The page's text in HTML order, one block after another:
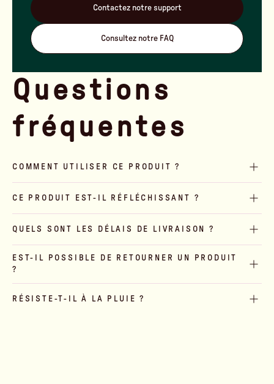
Questions
fréquentes
COMMENT UTILISER CE PRODUIT ?
CE PRODUIT EST-IL RÉFLÉCHISSANT ?
QUELS SONT LES DÉLAIS DE LIVRAISON ?
EST-IL POSSIBLE DE RETOURNER UN PRODUIT
?
RÉSISTE-T-IL À LA PLUIE ?
Contactez notre support
Consultez notre FAQ